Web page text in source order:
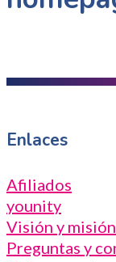
Enlaces
Afiliados
younity
Visión y misión
Preguntas y